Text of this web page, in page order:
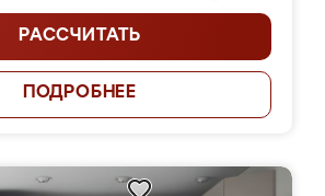
РАССЧИТАТЬ
ПОДРОБНЕЕ